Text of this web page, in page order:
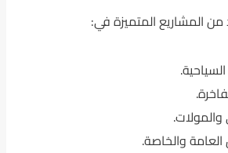
المشاريع المتميزة في:
والمولات.
والخاصة.